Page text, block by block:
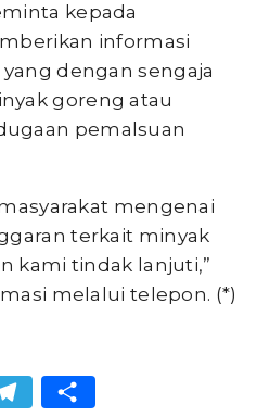
kepada
informasi
dengan sengaja
goreng atau
pemalsuan
mengenai
terkait minyak
kami tindak lanjuti,”
melalui telepon. (*)
Telegram